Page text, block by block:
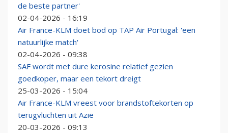
de beste partner'
02-04-2026 - 16:19
Air France-KLM doet bod op TAP Air Portugal: 'een
natuurlijke match'
02-04-2026 - 09:38
SAF wordt met dure kerosine relatief gezien
goedkoper, maar een tekort dreigt
25-03-2026 - 15:04
Air France-KLM vreest voor brandstoftekorten op
terugvluchten uit Azië
20-03-2026 - 09:13